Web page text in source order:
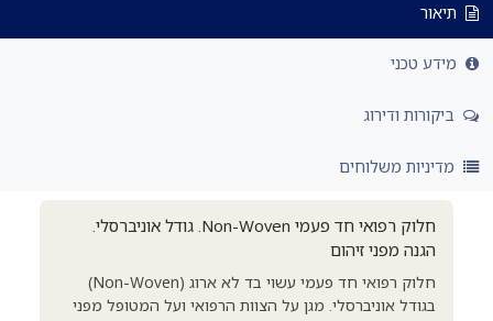
תיאור
מידע טכני
ביקורות ודירוג
מדיניות משלוחים
חלוק רפואי חד פעמי Non-Woven. גודל אוניברסלי.
הגנה מפני זיהום
חלוק רפואי חד פעמי עשוי בד לא ארוג (Non-Woven)
בגודל אוניברסלי. מגן על הצוות הרפואי ועל המטופל מפני